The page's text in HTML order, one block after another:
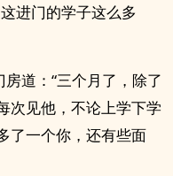
进门的学子这么多
道：“三个月了，除了
次见他，不论上学下学
了一个你，还有些面